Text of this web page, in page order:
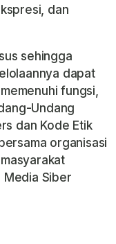
dan
sehingga
dapat
fungsi,
Undang
dan Kode Etik
organisasi
Media Siber